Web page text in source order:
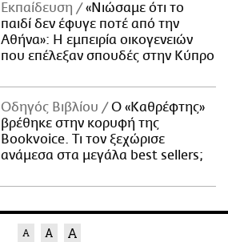
Εκπαίδευση
«Νιώσαμε ότι το
παιδί δεν έφυγε ποτέ από την
Αθήνα»: Η εμπειρία οικογενειών
που επέλεξαν σπουδές στην Κύπρο
Οδηγός Βιβλίου
Ο «Καθρέφτης»
βρέθηκε στην κορυφή της
Bookvoice. Τι τον ξεχώρισε
ανάμεσα στα μεγάλα best sellers;